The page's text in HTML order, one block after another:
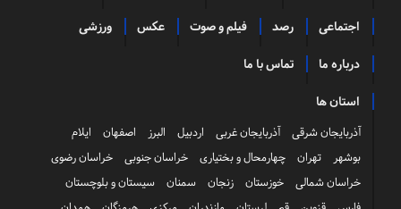
اجتماعی رصد فیلم و صوت عکس ورزشی
درباره ما تماس با ما
استان ها
آذربایجان شرقی آذربایجان غربی اردبیل البرز اصفهان
ایلام
بوشهر
تهران چهارمحال و بختیاری خراسان جنوبی
خراسان رضوی
خراسان شمالی
خوزستان زنجان سمنان
سیستان و بلوچستان